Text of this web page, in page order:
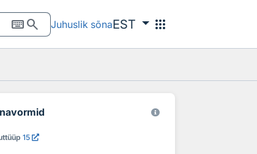
keyboardsearch Juhuslik sõnaEST apps
15